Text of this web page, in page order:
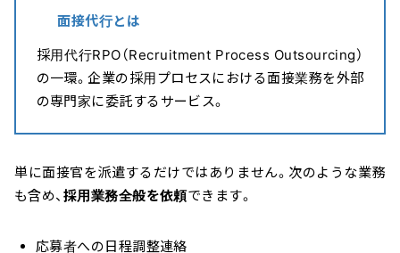
面接代行とは
採用代行RPO（Recruitment Process Outsourcing）
の一環。企業の採用プロセスにおける面接業務を外部
の専門家に委託するサービス。
単に面接官を派遣するだけではありません。次のような業務
も含め、 採用業務全般を依頼できます。
応募者への日程調整連絡